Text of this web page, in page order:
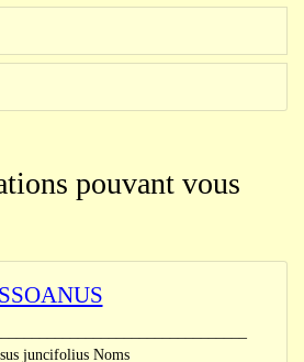
pouvant vous
juncifolius Noms